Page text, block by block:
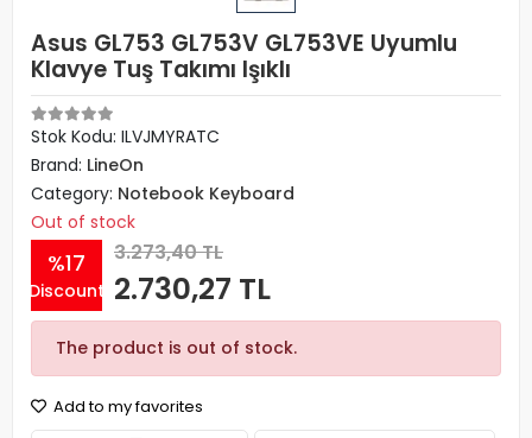
Asus GL753 GL753V GL753VE Uyumlu
Klavye Tuş Takımı Işıklı
Stok Kodu: ILVJMYRATC
Brand: LineOn
Category: Notebook Keyboard
Out of stock
%17
Discount
3.273,40 TL
2.730,27 TL
The product is out of stock.
Add to my favorites